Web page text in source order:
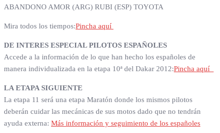
ABANDONO AMOR (ARG) RUBI (ESP) TOYOTA
Mira todos los tiempos:Pincha aquí
DE INTERES ESPECIAL PILOTOS ESPAÑOLES
Accede a la información de lo que han hecho los españoles de
manera individualizada en la etapa 10ª del Dakar 2012:Pincha aquí
LA ETAPA SIGUIENTE
La etapa 11 será una etapa Maratón donde los mismos pilotos
deberán cuidar las mecánicas de sus motos dado que no tendrán
ayuda externa: Más información y seguimiento de los españoles